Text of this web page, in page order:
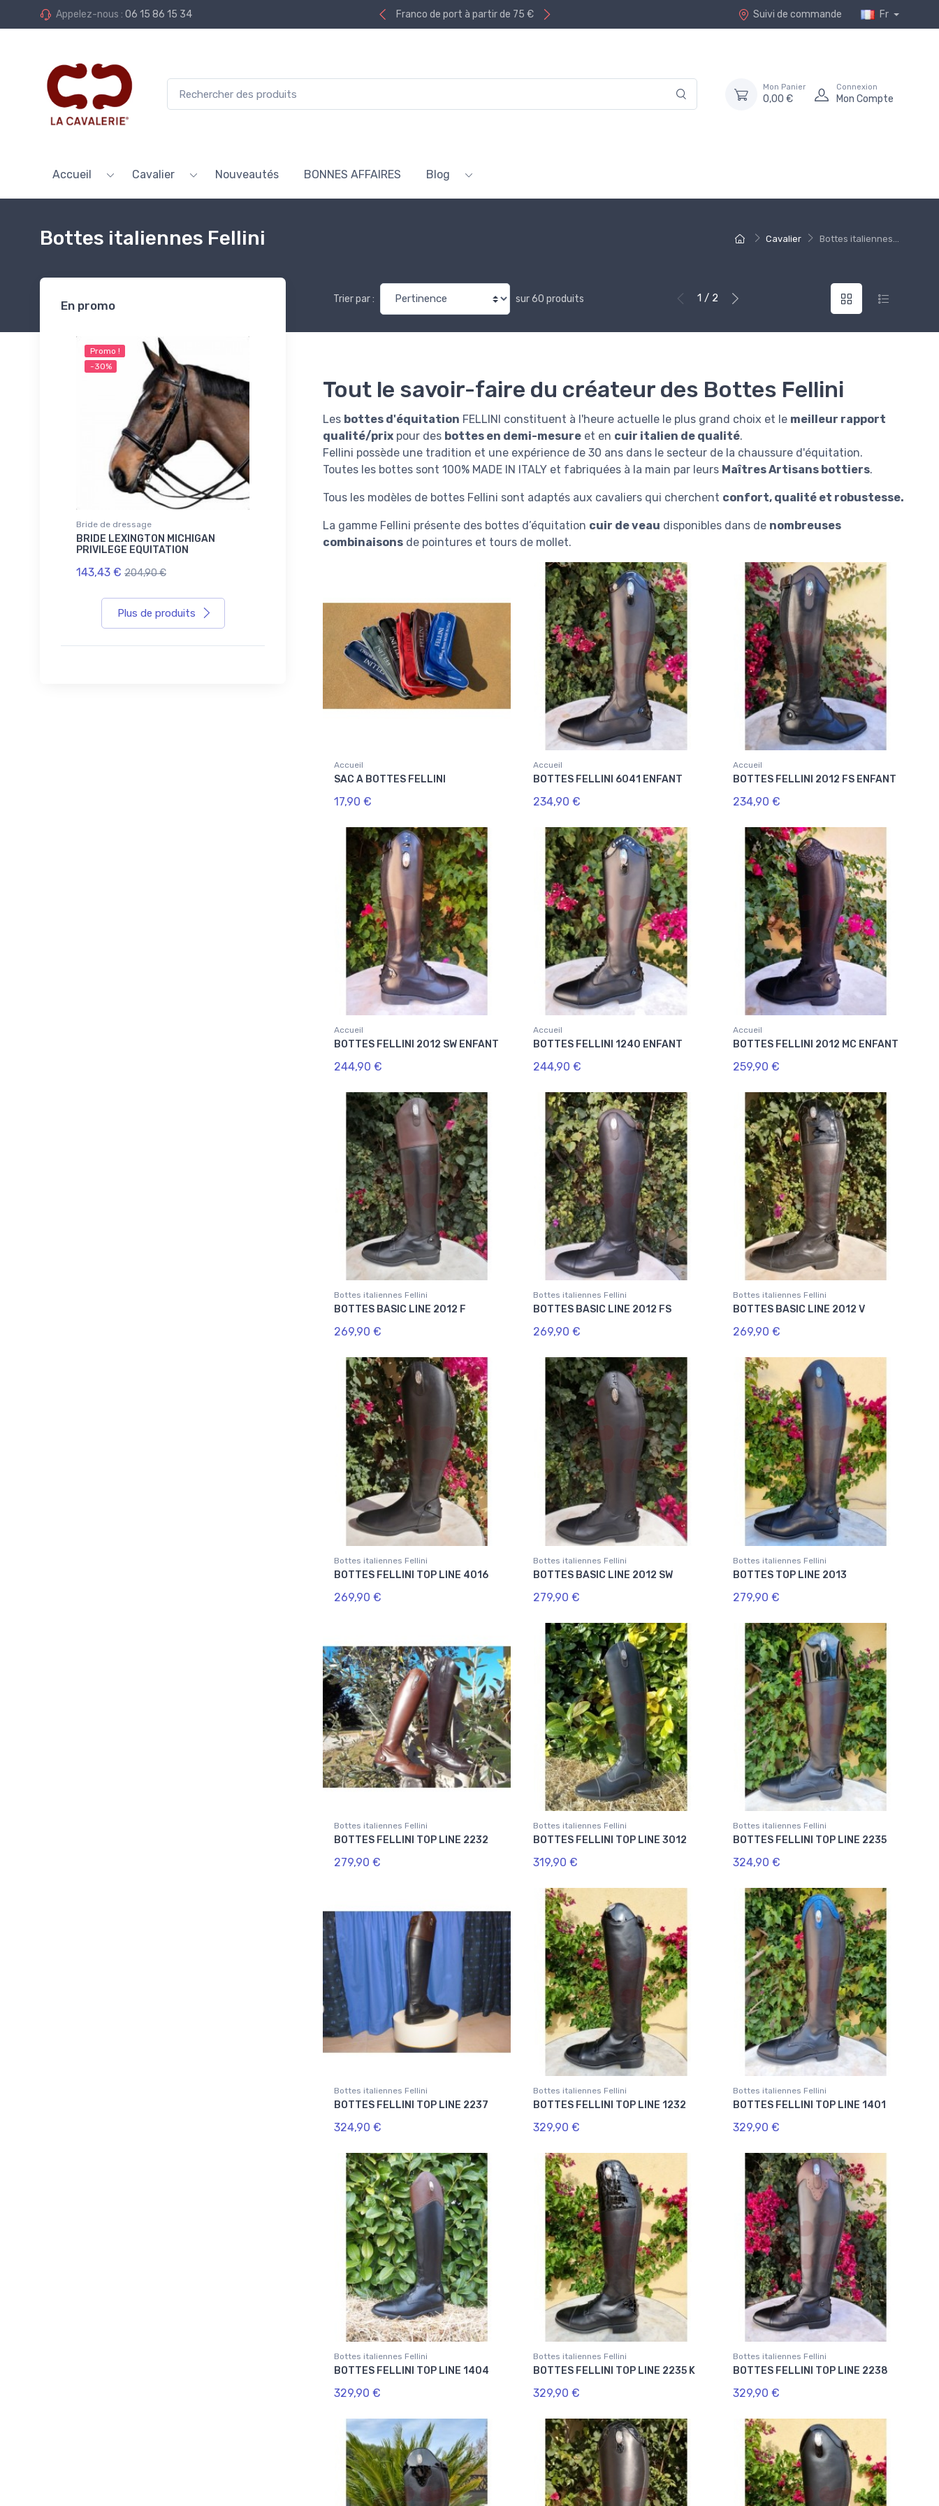
Appelez-nous : 06 15 86 15 34 Franco de port à partir de 75 € Suivi de commande Fr
Mon Panier
0,00 €
Connexion
Mon Compte
Accueil Cavalier Nouveautés BONNES AFFAIRES Blog
Cavalier Bottes italiennes...
Bottes italiennes Fellini
En promo
Promo !
-30%
Bride de dressage
BRIDE LEXINGTON MICHIGAN
PRIVILEGE EQUITATION
143,43 € 204,90 €
Plus de produits
Trier par : sur 60 produits 1 / 2
Tout le savoir-faire du créateur des Bottes Fellini
Les bottes d'équitation FELLINI constituent à l'heure actuelle le plus grand choix et le meilleur rapport
qualité/prix pour des bottes en demi-mesure et en cuir italien de qualité.
Fellini possède une tradition et une expérience de 30 ans dans le secteur de la chaussure d'équitation.
Toutes les bottes sont 100% MADE IN ITALY et fabriquées à la main par leurs Maîtres Artisans bottiers.
Tous les modèles de bottes Fellini sont adaptés aux cavaliers qui cherchent confort, qualité et robustesse.
La gamme Fellini présente des bottes d’équitation cuir de veau disponibles dans de nombreuses
combinaisons de pointures et tours de mollet.
Accueil
SAC A BOTTES FELLINI
17,90 €
Accueil
BOTTES FELLINI 6041 ENFANT
234,90 €
Accueil
BOTTES FELLINI 2012 FS ENFANT
234,90 €
Accueil
BOTTES FELLINI 2012 SW ENFANT
244,90 €
Accueil
BOTTES FELLINI 1240 ENFANT
244,90 €
Accueil
BOTTES FELLINI 2012 MC ENFANT
259,90 €
Bottes italiennes Fellini
BOTTES BASIC LINE 2012 F
269,90 €
Bottes italiennes Fellini
BOTTES BASIC LINE 2012 FS
269,90 €
Bottes italiennes Fellini
BOTTES BASIC LINE 2012 V
269,90 €
Bottes italiennes Fellini
BOTTES FELLINI TOP LINE 4016
269,90 €
Bottes italiennes Fellini
BOTTES BASIC LINE 2012 SW
279,90 €
Bottes italiennes Fellini
BOTTES TOP LINE 2013
279,90 €
Bottes italiennes Fellini
BOTTES FELLINI TOP LINE 2232
279,90 €
Bottes italiennes Fellini
BOTTES FELLINI TOP LINE 3012
319,90 €
Bottes italiennes Fellini
BOTTES FELLINI TOP LINE 2235
324,90 €
Bottes italiennes Fellini
BOTTES FELLINI TOP LINE 2237
324,90 €
Bottes italiennes Fellini
BOTTES FELLINI TOP LINE 1232
329,90 €
Bottes italiennes Fellini
BOTTES FELLINI TOP LINE 1401
329,90 €
Bottes italiennes Fellini
BOTTES FELLINI TOP LINE 1404
329,90 €
Bottes italiennes Fellini
BOTTES FELLINI TOP LINE 2235 K
329,90 €
Bottes italiennes Fellini
BOTTES FELLINI TOP LINE 2238
329,90 €